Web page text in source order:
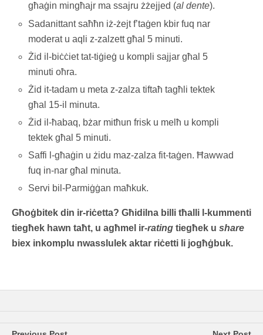
għaġin mingħajr ma ssajru żżejjed (al dente).
Sadanittant saħħn iż-żejt f’taġen kbir fuq nar
moderat u aqli z-zalzett għal 5 minuti.
Żid il-biċċiet tat-tiġieġ u kompli sajjar għal 5
minuti oħra.
Żid it-tadam u meta z-zalza tiftaħ tagħli tektek
għal 15-il minuta.
Żid il-ħabaq, bżar mitħun frisk u melħ u kompli
tektek għal 5 minuti.
Saffi l-għaġin u żidu maz-zalza fit-taġen. Ħawwad
fuq in-nar għal minuta.
Servi bil-Parmiġġan maħkuk.
Għoġbitek din ir-riċetta? Għidilna billi tħalli l-kummenti
tiegħek hawn taħt, u agħmel ir-rating tiegħek u share
biex inkomplu nwasslulek aktar riċetti li jogħġbuk.